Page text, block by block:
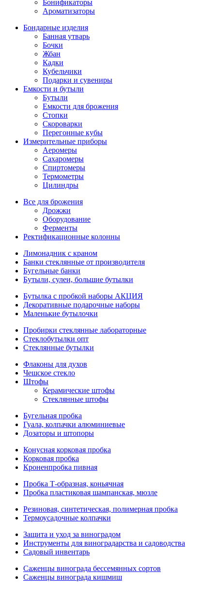
Бонификаторы
Ароматизаторы
Бондарные изделия
Банная утварь
Бочки
Жбан
Кадки
Кубельчики
Подарки и сувениры
Емкости и бутыли
Бутыли
Емкости для брожения
Стопки
Скороварки
Перегонные кубы
Измерительные приборы
Аеромеры
Сахаромеры
Спиртомеры
Термометры
Цилиндры
Все для брожения
Дрожжи
Оборудование
Ферменты
Ректификационные колонны
Лимонадник с краном
Банки стеклянные от производителя
Бугельные банки
Бутыли, сулеи, большие бутылки
Бутылка с пробкой наборы АКЦИЯ
Декоративные подарочные наборы
Маленькие бутылочки
Пробирки стеклянные лабораторные
Стеклобутылки опт
Стеклянные бутылки
Флаконы для духов
Чешское стекло
Штофы
Керамические штофы
Стеклянные штофы
Бугельная пробка
Гуала, колпачки алюминиевые
Дозаторы и штопоры
Конусная корковая пробка
Корковая пробка
Кроненпробка пивная
Пробка Т-образная, коньячная
Пробка пластиковая шампанская, мюзле
Резиновая, синтетическая, полимерная пробка
Термоусадочные колпачки
Защита и уход за виноградом
Инструменты для виноградарства и садоводства
Садовый инвентарь
Саженцы винограда бессемянных сортов
Саженцы винограда кишмиш